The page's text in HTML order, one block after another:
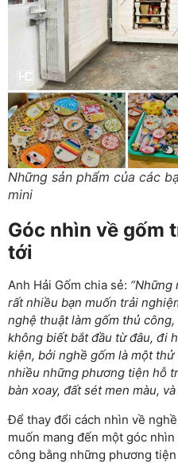
Những sản phẩm của các
mini
Góc nhìn về gốm
tới
Anh Hải Gốm chia sẻ: “Những
rất nhiều bạn muốn trải
nghệ thuật làm gốm thủ
không biết bắt đầu từ đâu, đi
kiện, bởi nghề gốm là một
nhiều những phương tiện hỗ
bàn xoay, đất sét men màu,
Để thay đổi cách nhìn về
muốn mang đến một góc
công bằng những phương